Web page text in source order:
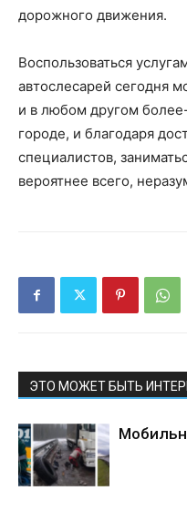
дорожного движения.
Воспользоваться
автослесарей сегодня
и в любом другом
городе, и благодаря
специалистов,
вероятнее всего,
ЭТО МОЖЕТ БЫТЬ